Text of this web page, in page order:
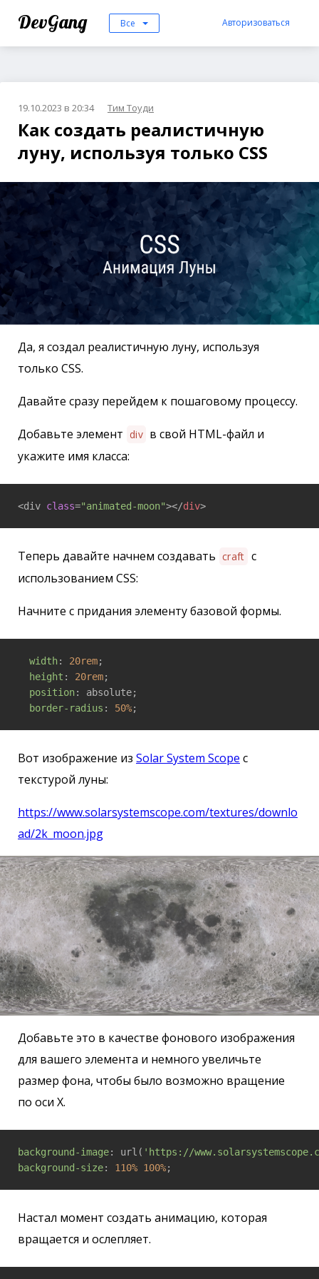
DevGang Все Авторизоваться
19.10.2023 в 20:34 Тим Тоуди
Как создать реалистичную
луну, используя только CSS
Да, я создал реалистичную луну, используя
только CSS.
Давайте сразу перейдем к пошаговому процессу.
Добавьте элемент div в свой HTML-файл и
укажите имя класса:
<div class="animated-moon"></div>
Теперь давайте начнем создавать craft с
использованием CSS:
Начните с придания элементу базовой формы.
width: 20rem;
height : 20rem;
position: absolute;
border-radius : 50%;
Вот изображение из Solar System Scope с
текстурой луны:
https://www.solarsystemscope.com/textures/downlo
ad/2k_moon.jpg
Добавьте это в качестве фонового изображения
для вашего элемента и немного увеличьте
размер фона, чтобы было возможно вращение
по оси X.
background-image: url( 'https://
background-size: 110% 100%;
Настал момент создать анимацию, которая
вращается и ослепляет.